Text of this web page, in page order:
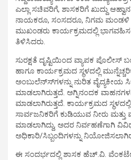
ಎಲ್ಲಾ ಸಚಿವರಿಗೆ, ಶಾಸಕರಿಗೆ ಖುದ್ದು
ನಾಯಕರೂ, ಸಂಸದರೂ, ನಿಗಮ ಮಂಡಳಿ
ಮುಖಂಡರು ಕಾರ್ಯಕ್ರಮದಲ್ಲಿ
ತಿಳಿಸಿದರು.
ಸುರಕ್ಷತೆ ದೃಷ್ಟಿಯಿಂದ ವ್ಯಾಪಕ
ಹಾಗೂ ಕಾರ್ಯಕ್ರಮದ ಸ್ಥಳದಲ್ಲಿ
ಅಂಬುಲೆನ್ಸ್‍ಗಳನ್ನು ನುರಿತ
ಮಾಡಲಾಗಿರುತ್ತದೆ. ಅಗ್ನಿನಂದಕ
ಮಾಡಲಾಗಿರುತ್ತದೆ. ಕಾರ್ಯಕ್ರಮದ
ಸಾರ್ವಜನಿಕರಿಗೆ ಕುಡಿಯುವ ನೀರು ಮತ್ತು
ಮಾಡಲಾಗಿದ್ದು, ಅದರ ನಿರ್ವಹಣೆಗಾಗಿ ವಿವಿಧ
ಅಧಿಕಾರಿ/ಸಿಬ್ಬಂದಿಗಳನ್ನು
ಈ ಸಂದರ್ಭದಲ್ಲಿ ಶಾಸಕ ಹೆಚ್.ವಿ.